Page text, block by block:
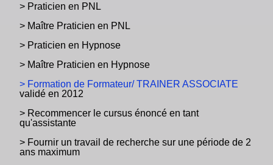
> Praticien en PNL
> Maître Praticien en PNL
> Praticien en Hypnose
> Maître Praticien en Hypnose
> Formation de Formateur/ TRAINER ASSOCIATE
validé en 2012
> Recommencer le cursus énoncé en tant
qu'assistante
> Fournir un travail de recherche sur une période de 2
ans maximum